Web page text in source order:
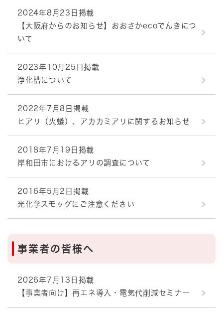
2024年8月23日掲載
【大阪府からのお知らせ】おおさかecoでんきにつ
いて
2023年10月25日掲載
浄化槽について
2022年7月8日掲載
ヒアリ（火蟻）、アカカミアリに関するお知らせ
2018年7月19日掲載
岸和田市におけるアリの調査について
2016年5月2日掲載
光化学スモッグにご注意ください
事業者の皆様へ
2026年7月13日掲載
【事業者向け】再エネ導入・電気代削減セミナー